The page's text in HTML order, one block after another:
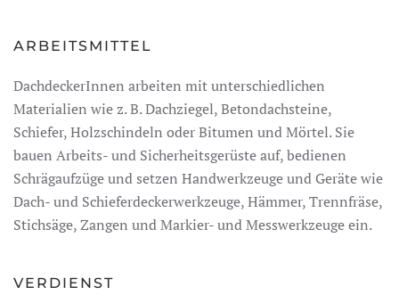
ARBEITSMITTEL
DachdeckerInnen arbeiten mit unterschiedlichen
Materialien wie z. B. Dachziegel, Betondachsteine,
Schiefer, Holzschindeln oder Bitumen und Mörtel. Sie
bauen Arbeits- und Sicherheitsgerüste auf, bedienen
Schrägaufzüge und setzen Handwerkzeuge und Geräte wie
Dach- und Schieferdeckerwerkzeuge, Hämmer, Trennfräse,
Stichsäge, Zangen und Markier- und Messwerkzeuge ein.
VERDIENST